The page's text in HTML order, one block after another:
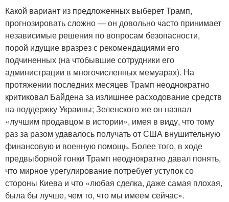
Какой вариант из предложенных выберет Трамп,
прогнозировать сложно — он довольно часто принимает
независимые решения по вопросам безопасности,
порой идущие вразрез с рекомендациями его
подчиненных (на чтобывшие сотрудники его
администрации в многочисленных мемуарах). На
протяжении последних месяцев Трамп неоднократно
критиковал Байдена за излишнее расходование средств
на поддержку Украины; Зеленского же он назвал
«лучшим продавцом в истории», имея в виду, что тому
раз за разом удавалось получать от США внушительную
финансовую и военную помощь. Более того, в ходе
предвыборной гонки Трамп неоднократно давал понять,
что мирное урегулирование потребует уступок со
стороны Киева и что «любая сделка, даже самая плохая,
была бы лучше, чем то, что мы имеем сейчас».